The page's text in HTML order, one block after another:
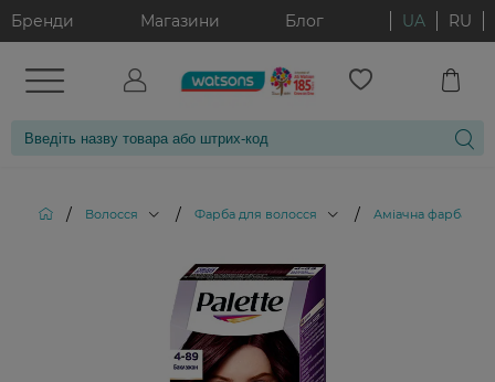
Бренди Магазини Блог UA RU
/ Волосся / Фарба для волосся / Аміачна фарба